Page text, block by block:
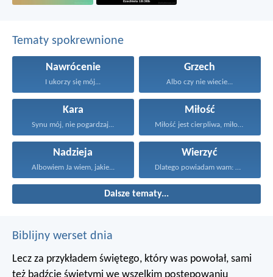
Tematy spokrewnione
Nawrócenie
I ukorzy się mój...
Grzech
Albo czy nie wiecie...
Kara
Synu mój, nie pogardzaj...
Miłość
Miłość jest cierpliwa, miłość...
Nadzieja
Albowiem Ja wiem, jakie...
Wierzyć
Dlatego powiadam wam: Wszystko...
Dalsze tematy...
Biblijny werset dnia
Lecz za przykładem świętego, który was powołał, sami
też bądźcie świętymi we wszelkim postępowaniu